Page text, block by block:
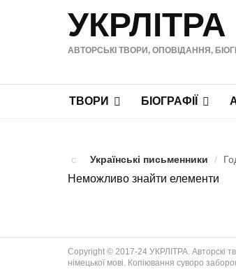
УКРЛІТРА
АВТОРСЬКІ ТВОРИ, ОПОВІДАННЯ,
ТВОРИ БІОГРАФІЇ
Українські письменники /
Неможливо знайти елементи
Copyright © 2017-24 УКРЛІТРА. Авторскі
німецької мові. Копіювання суворо